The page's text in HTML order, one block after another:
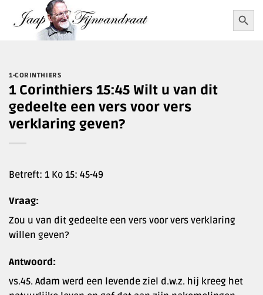
naar
Zoek
naar:
1-CORINTHIERS
1 Corinthiers 15:45 Wilt u van dit
gedeelte een vers voor vers
verklaring geven?
Betreft: 1 Ko 15: 45-49
Vraag:
Zou u van dit gedeelte een vers voor vers verklaring
willen geven?
Antwoord:
vs.45. Adam werd een levende ziel d.w.z. hij kreeg het